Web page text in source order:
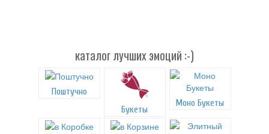
каталог лучших эмоций :-)
Поштучно
Букеты
Моно Букеты